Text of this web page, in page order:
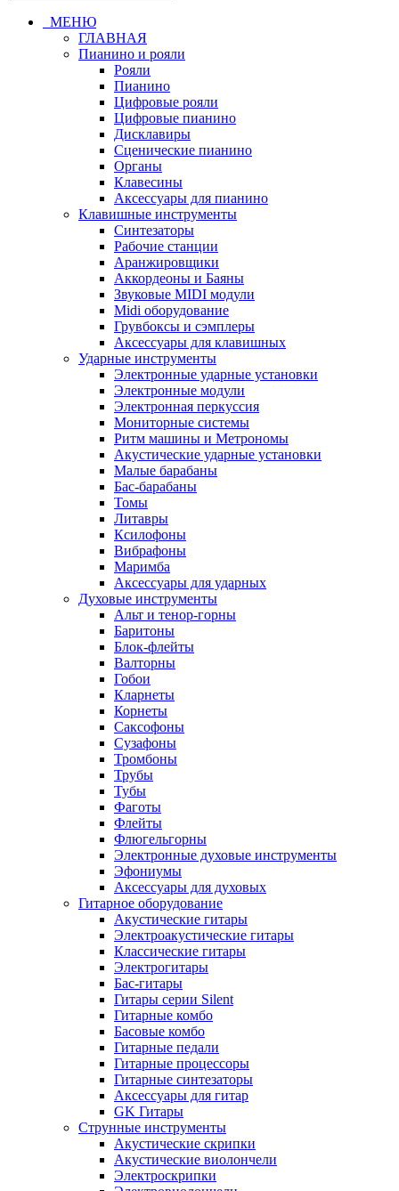
МЕНЮ
ГЛАВНАЯ
Пианино и рояли
Рояли
Пианино
Цифровые рояли
Цифровые пианино
Дисклавиры
Сценические пианино
Органы
Клавесины
Аксессуары для пианино
Клавишные инструменты
Синтезаторы
Рабочие станции
Аранжировщики
Аккордеоны и Баяны
Звуковые MIDI модули
Midi оборудование
Грувбоксы и сэмплеры
Аксессуары для клавишных
Ударные инструменты
Электронные ударные установки
Электронные модули
Электронная перкуссия
Мониторные системы
Ритм машины и Метрономы
Акустические ударные установки
Малые барабаны
Бас-барабаны
Томы
Литавры
Ксилофоны
Вибрафоны
Маримба
Аксессуары для ударных
Духовые инструменты
Альт и тенор-горны
Баритоны
Блок-флейты
Валторны
Гобои
Кларнеты
Корнеты
Саксофоны
Сузафоны
Тромбоны
Трубы
Тубы
Фаготы
Флейты
Флюгельгорны
Электронные духовые инструменты
Эфониумы
Аксессуары для духовых
Гитарное оборудование
Акустические гитары
Электроакустические гитары
Классические гитары
Электрогитары
Бас-гитары
Гитары серии Silent
Гитарные комбо
Басовые комбо
Гитарные педали
Гитарные процессоры
Гитарные синтезаторы
Аксессуары для гитар
GK Гитары
Струнные инструменты
Акустические скрипки
Акустические виолончели
Электроскрипки